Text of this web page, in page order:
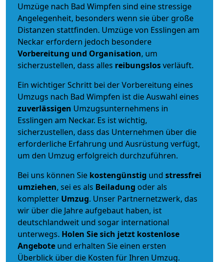
Umzüge nach Bad Wimpfen sind eine stressige
Angelegenheit, besonders wenn sie über große
Distanzen stattfinden. Umzüge von Esslingen am
Neckar erfordern jedoch besondere
Vorbereitung und Organisation, um
sicherzustellen, dass alles reibungslosverläuft.
Ein wichtiger Schritt bei der Vorbereitung eines
Umzugs nach Bad Wimpfen ist die Auswahl eines
zuverlässigen Umzugsunternehmens in
Esslingen am Neckar. Es ist wichtig,
sicherzustellen, dass das Unternehmen über die
erforderliche Erfahrung und Ausrüstung verfügt,
um den Umzug erfolgreich durchzuführen.
Bei uns können Sie kostengünstig und stressfrei
umziehen, sei es als Beiladung oder als
kompletter Umzug. Unser Partnernetzwerk, das
wir über die Jahre aufgebaut haben, ist
deutschlandweit und sogar international
unterwegs. Holen Sie sich jetzt kostenlose
Angebote und erhalten Sie einen ersten
Überblick über die Kosten für Ihren Umzug.